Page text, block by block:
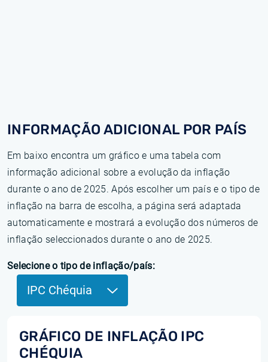
INFORMAÇÃO ADICIONAL POR PAÍS
Em baixo encontra um gráfico e uma tabela com
informação adicional sobre a evolução da inflação
durante o ano de 2025. Após escolher um país e o tipo de
inflação na barra de escolha, a página será adaptada
automaticamente e mostrará a evolução dos números de
inflação seleccionados durante o ano de 2025.
Selecione o tipo de inflação/país:
IPC Chéquia
GRÁFICO DE INFLAÇÃO IPC
CHÉQUIA